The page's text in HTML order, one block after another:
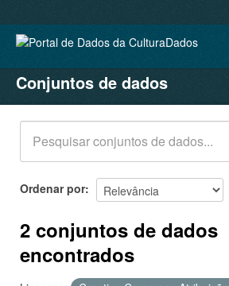
CONJUNTOS DE DADOS
ORGANIZAÇÕES
GRUPOS
SOBRE
Conjuntos de dados
Ordenar por
2 conjuntos de dados
encontrados